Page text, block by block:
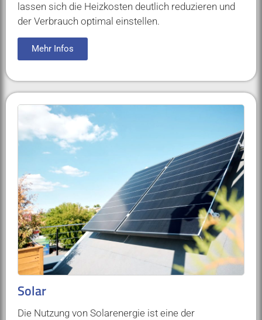
lassen sich die Heizkosten deutlich reduzieren und
der Verbrauch optimal einstellen.
Mehr Infos
Solar
Die Nutzung von Solarenergie ist eine der